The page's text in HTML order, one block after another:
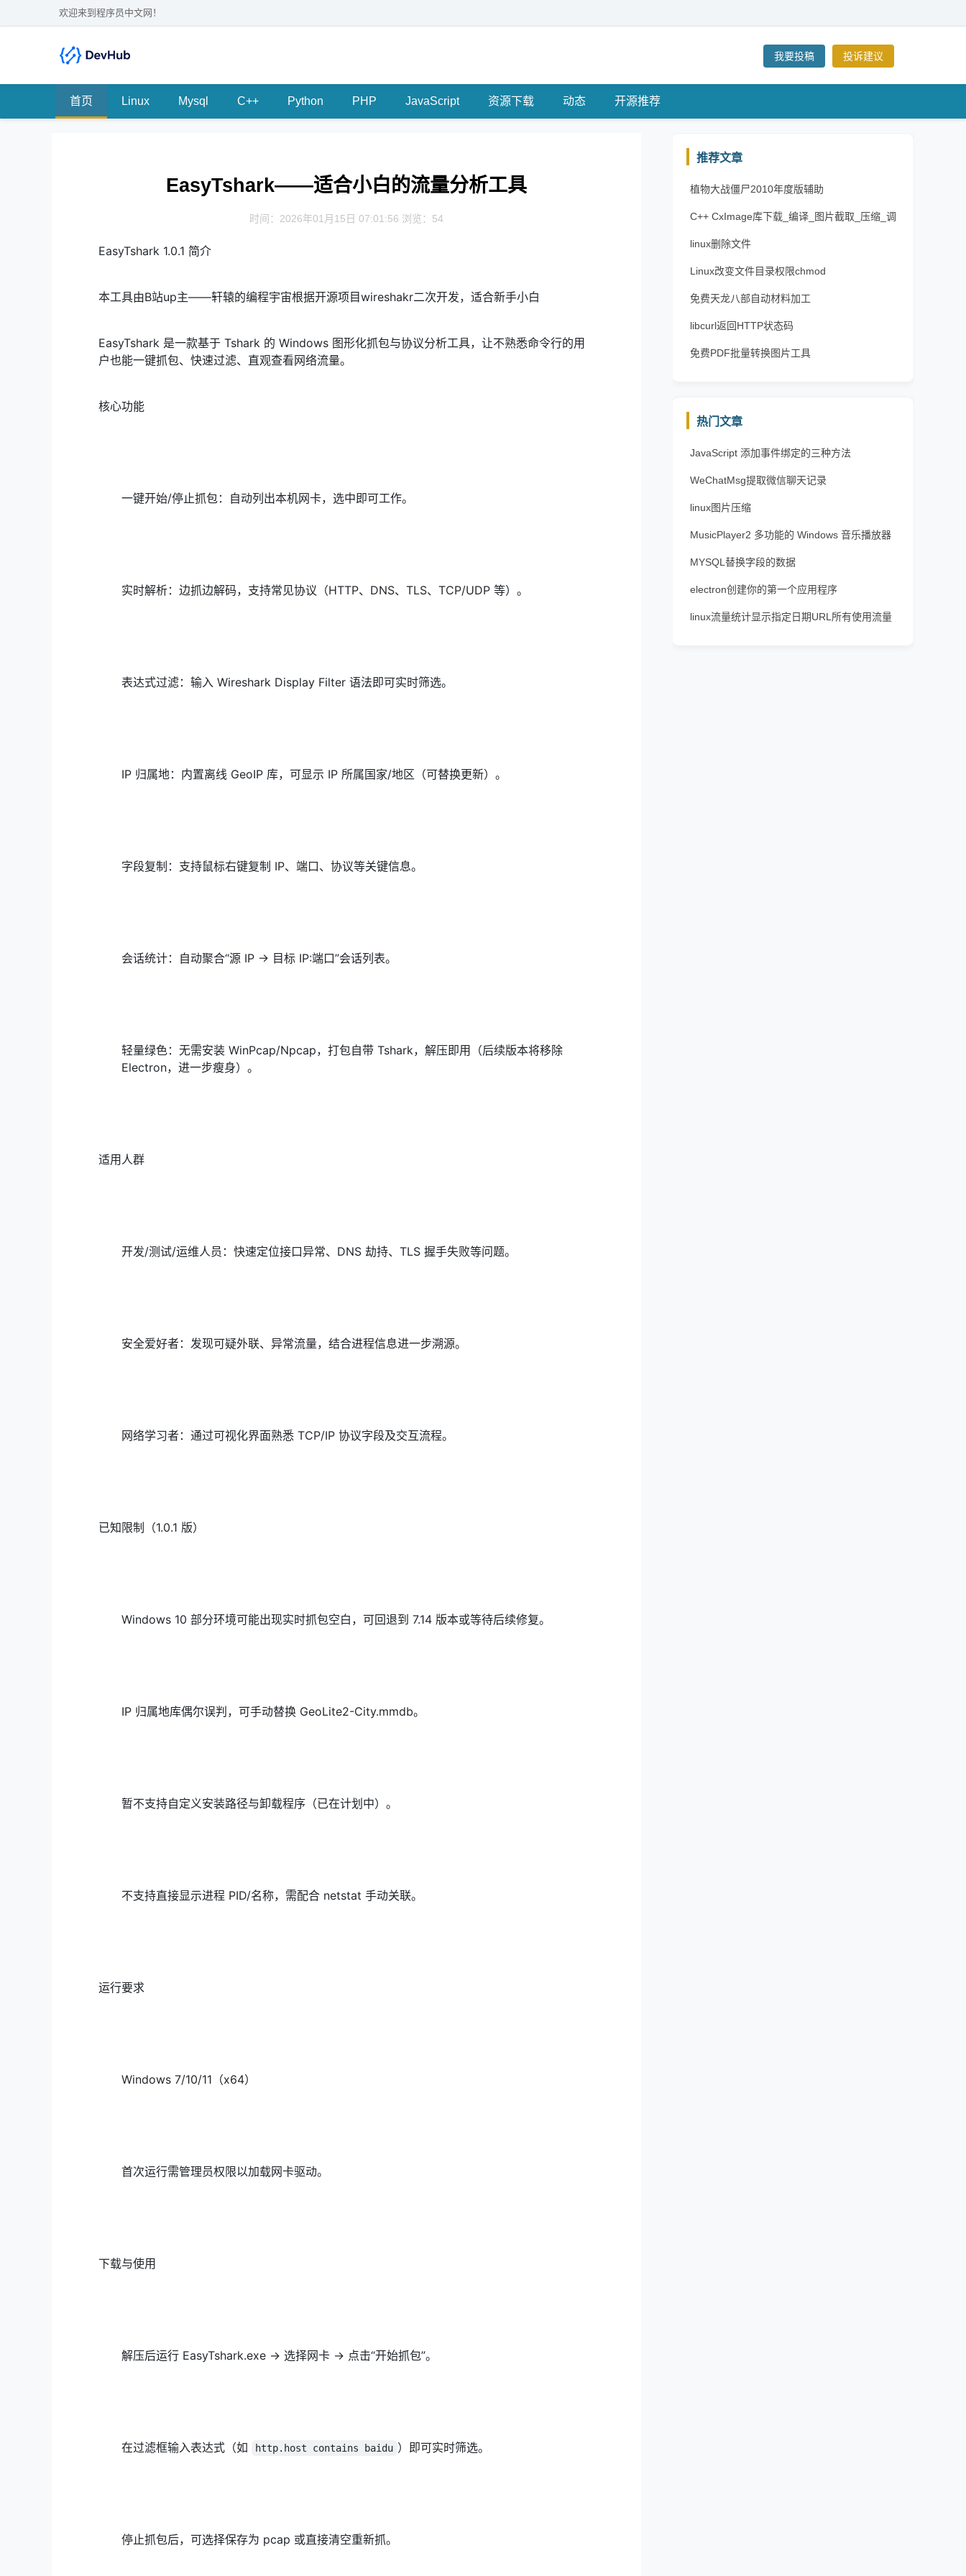
欢迎来到程序员中文网！
我要投稿 投诉建议
首页 Linux Mysql C++ Python PHP JavaScript 资源下载 动态 开源推荐
EasyTshark——适合小白的流量分析工具
时间：2026年01月15日 07:01:56 浏览：54
EasyTshark 1.0.1 简介
本工具由B站up主——轩辕的编程宇宙根据开源项目wireshakr二次开发，适合新手小白
EasyTshark 是一款基于 Tshark 的 Windows 图形化抓包与协议分析工具，让不熟悉命令行的用
户也能一键抓包、快速过滤、直观查看网络流量。
核心功能
一键开始/停止抓包：自动列出本机网卡，选中即可工作。
实时解析：边抓边解码，支持常见协议（HTTP、DNS、TLS、TCP/UDP 等）。
表达式过滤：输入 Wireshark Display Filter 语法即可实时筛选。
IP 归属地：内置离线 GeoIP 库，可显示 IP 所属国家/地区（可替换更新）。
字段复制：支持鼠标右键复制 IP、端口、协议等关键信息。
会话统计：自动聚合“源 IP → 目标 IP:端口”会话列表。
轻量绿色：无需安装 WinPcap/Npcap，打包自带 Tshark，解压即用（后续版本将移除
Electron，进一步瘦身）。
适用人群
开发/测试/运维人员：快速定位接口异常、DNS 劫持、TLS 握手失败等问题。
安全爱好者：发现可疑外联、异常流量，结合进程信息进一步溯源。
网络学习者：通过可视化界面熟悉 TCP/IP 协议字段及交互流程。
已知限制（1.0.1 版）
Windows 10 部分环境可能出现实时抓包空白，可回退到 7.14 版本或等待后续修复。
IP 归属地库偶尔误判，可手动替换 GeoLite2-City.mmdb。
暂不支持自定义安装路径与卸载程序（已在计划中）。
不支持直接显示进程 PID/名称，需配合 netstat 手动关联。
运行要求
Windows 7/10/11（x64）
首次运行需管理员权限以加载网卡驱动。
下载与使用
解压后运行 EasyTshark.exe → 选择网卡 → 点击“开始抓包”。
在过滤框输入表达式（如 http.host contains baidu ）即可实时筛选。
停止抓包后，可选择保存为 pcap 或直接清空重新抓。
推荐文章
植物大战僵尸2010年度版辅助
C++ CxImage库下载_编译_图片截取_压缩_调
整大小_格式转换
linux删除文件
Linux改变文件目录权限chmod
免费天龙八部自动材料加工
libcurl返回HTTP状态码
免费PDF批量转换图片工具
热门文章
JavaScript 添加事件绑定的三种方法
WeChatMsg提取微信聊天记录
linux图片压缩
MusicPlayer2 多功能的 Windows 音乐播放器
MYSQL替换字段的数据
electron创建你的第一个应用程序
linux流量统计显示指定日期URL所有使用流量